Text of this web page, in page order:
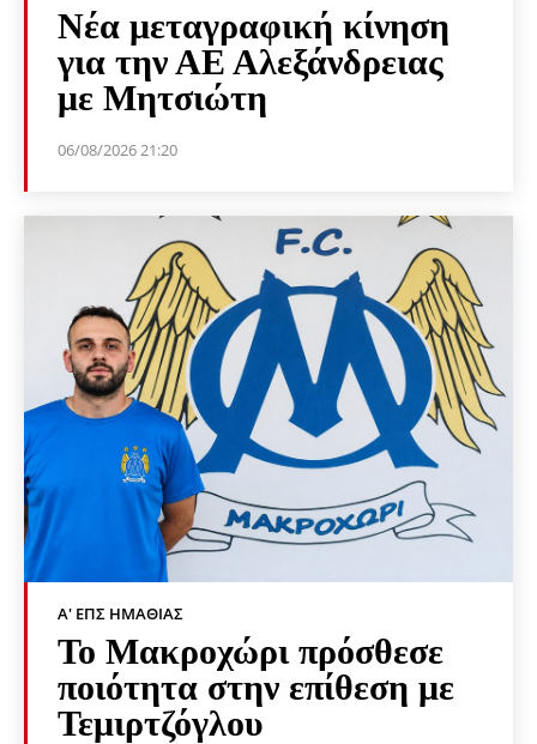
Νέα μεταγραφική κίνηση
για την ΑΕ Αλεξάνδρειας
με Μητσιώτη
06/08/2026 21:20
Α' ΕΠΣ ΗΜΑΘΊΑΣ
Το Μακροχώρι πρόσθεσε
ποιότητα στην επίθεση με
Τεμιρτζόγλου